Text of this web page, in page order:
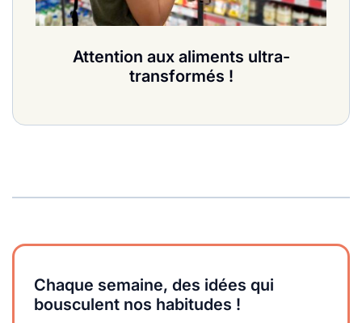
Attention aux aliments ultra-
transformés !
Chaque semaine, des idées qui
bousculent nos habitudes !